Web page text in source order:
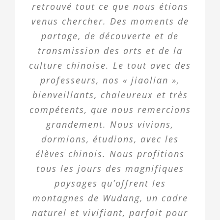
retrouvé tout ce que nous étions
venus chercher. Des moments de
partage, de découverte et de
transmission des arts et de la
culture chinoise. Le tout avec des
professeurs, nos « jiaolian »,
bienveillants, chaleureux et très
compétents, que nous remercions
grandement. Nous vivions,
dormions, étudions, avec les
élèves chinois. Nous profitions
tous les jours des magnifiques
paysages qu’offrent les
montagnes de Wudang, un cadre
naturel et vivifiant, parfait pour